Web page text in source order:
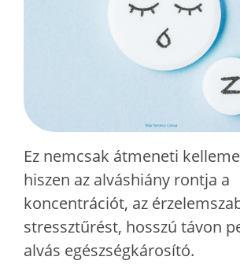
Ez nemcsak átmeneti
hiszen az alváshiány rontja a
koncentrációt, az
stressztűrést, hosszú távon
alvás egészségkárosító.